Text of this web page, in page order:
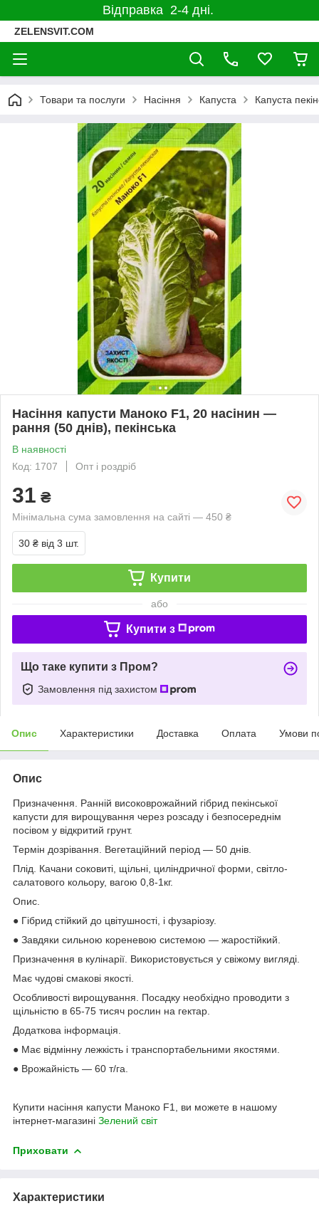
Відправка 2-4 дні.
ZELENSVIT.COM
Товари та послуги Насіння Капуста Капуста
Насіння капусти Маноко F1, 20 насінин —
рання (50 днів), пекінська
В наявності
Код: 1707
Опт і роздріб
31 ₴
Мінімальна сума замовлення на сайті — 450 ₴
30 ₴ від 3 шт.
Купити
або
Купити з
Що таке купити з Пром?
Замовлення під захистом
Опис Характеристики Доставка Оплата Умови
Опис
Призначення. Ранній високоврожайний гібрид пекінської
капусти для вирощування через розсаду і безпосереднім
посівом у відкритий грунт.
Термін дозрівання. Вегетаційний період — 50 днів.
Плід. Качани соковиті, щільні, циліндричної форми, світло-
салатового кольору, вагою 0,8-1кг.
Опис.
● Гібрид стійкий до цвітушності, і фузаріозу.
● Завдяки сильною кореневою системою — жаростійкий.
Призначення в кулінарії. Використовується у свіжому вигляді.
Має чудові смакові якості.
Особливості вирощування. Посадку необхідно проводити з
щільністю в 65-75 тисяч рослин на гектар.
Додаткова інформація.
● Має відмінну лежкість і транспортабельними якостями.
● Врожайність — 60 т/га.
Купити насіння капусти Маноко F1, ви можете в нашому
інтернет-магазині Зелений світ
Приховати
Характеристики